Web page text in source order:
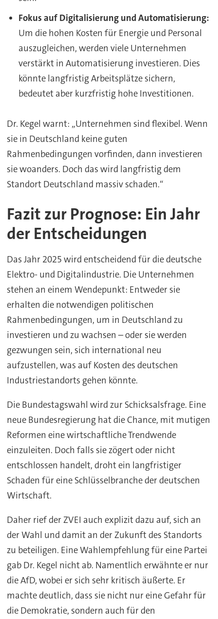
Fokus auf Digitalisierung und Automatisierung:
Um die hohen Kosten für Energie und Personal
auszugleichen, werden viele Unternehmen
verstärkt in Automatisierung investieren. Dies
könnte langfristig Arbeitsplätze sichern,
bedeutet aber kurzfristig hohe Investitionen.
Dr. Kegel warnt: „Unternehmen sind flexibel. Wenn
sie in Deutschland keine guten
Rahmenbedingungen vorfinden, dann investieren
sie woanders. Doch das wird langfristig dem
Standort Deutschland massiv schaden.“
Fazit zur Prognose: Ein Jahr
der Entscheidungen
Das Jahr 2025 wird entscheidend für die deutsche
Elektro- und Digitalindustrie. Die Unternehmen
stehen an einem Wendepunkt: Entweder sie
erhalten die notwendigen politischen
Rahmenbedingungen, um in Deutschland zu
investieren und zu wachsen – oder sie werden
gezwungen sein, sich international neu
aufzustellen, was auf Kosten des deutschen
Industriestandorts gehen könnte.
Die Bundestagswahl wird zur Schicksalsfrage. Eine
neue Bundesregierung hat die Chance, mit mutigen
Reformen eine wirtschaftliche Trendwende
einzuleiten. Doch falls sie zögert oder nicht
entschlossen handelt, droht ein langfristiger
Schaden für eine Schlüsselbranche der deutschen
Wirtschaft.
Daher rief der ZVEI auch explizit dazu auf, sich an
der Wahl und damit an der Zukunft des Standorts
zu beteiligen. Eine Wahlempfehlung für eine Partei
gab Dr. Kegel nicht ab. Namentlich erwähnte er nur
die AfD, wobei er sich sehr kritisch äußerte. Er
machte deutlich, dass sie nicht nur eine Gefahr für
die Demokratie, sondern auch für den